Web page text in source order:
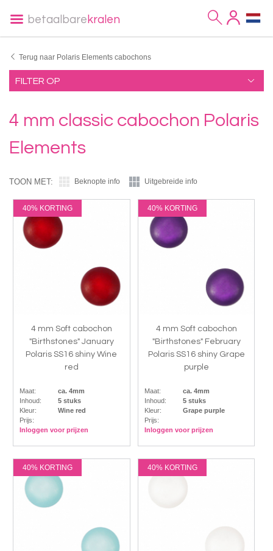
betaalbare kralen
Terug naar Polaris Elements cabochons
FILTER OP
4 mm classic cabochon Polaris
Elements
TOON MET: Beknopte info Uitgebreide info
40% KORTING
4 mm Soft cabochon
"Birthstones" January
Polaris SS16 shiny Wine
red
Maat:
ca. 4mm
Inhoud:
5 stuks
Kleur:
Wine red
Prijs:
Inloggen voor prijzen
40% KORTING
4 mm Soft cabochon
"Birthstones" February
Polaris SS16 shiny Grape
purple
Maat:
ca. 4mm
Inhoud:
5 stuks
Kleur:
Grape purple
Prijs:
Inloggen voor prijzen
40% KORTING 40% KORTING